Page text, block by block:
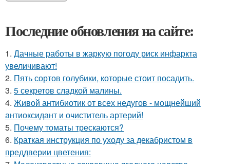
Последние обновления на сайте:
1. Дачные работы в жаркую погоду риск инфаркта
увеличивают!
2. Пять сортов голубики, которые стоит посадить.
3. 5 секретов сладкой малины.
4. Живой антибиотик от всех недугов - мощнейший
антиоксидант и очиститель артерий!
5. Почему томаты трескаются?
6. Краткая инструкция по уходу за декабристом в
преддверии цветения: